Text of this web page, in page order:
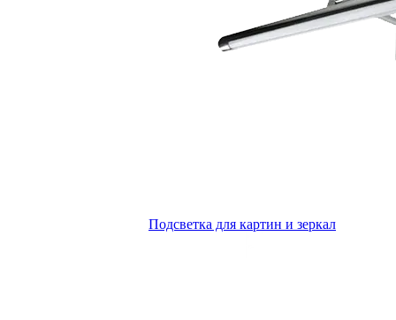
Подсветка для картин и зеркал